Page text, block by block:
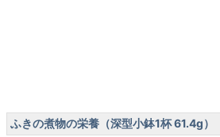
ふきの煮物の栄養（深型小鉢1杯 61.4g）